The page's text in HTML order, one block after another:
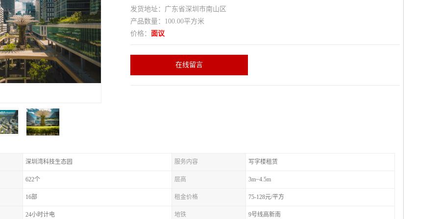
发货地址：广东省深圳市南山区
产品数量：100.00平方米
价格： 面议
在线留言
深圳湾科技生态园 服务内容 写字楼租赁
622个 层高 3m~4.5m
16部 租金价格 75-128元/平方
24小时计电 地铁 9号线高新南